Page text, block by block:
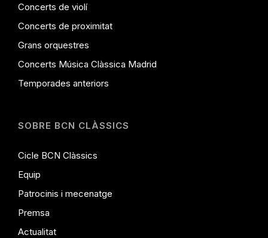
Concerts de violí
Concerts de proximitat
Grans orquestres
Concerts Música Clàssica Madrid
Temporades anteriors
SOBRE BCN CLÀSSICS
Cicle BCN Clàssics
Equip
Patrocinis i mecenatge
Premsa
Actualitat